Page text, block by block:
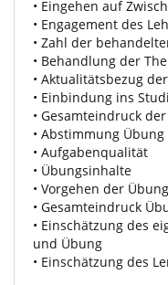
• Eingehen auf
• Engagement des
• Zahl der
• Behandlung der
• Aktualitätsbezug
• Einbindung ins
• Gesamteindruck
• Abstimmung Übung
• Aufgabenqualität
• Übungsinhalte
• Vorgehen der
• Gesamteindruck
• Einschätzung des
und Übung
• Einschätzung des